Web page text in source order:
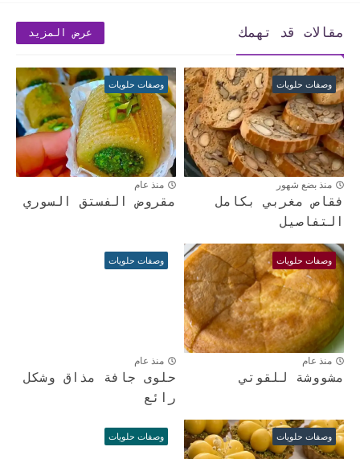
مقالات قد تهمك عرض المزيد
وصفات حلويات
منذ بضع شهور
فقاص مغربي بكامل
التفاصيل
وصفات حلويات
منذ عام
مقروض الفستق السوري
وصفات حلويات
منذ عام
مشووشة للقوتي
وصفات حلويات
منذ عام
حلوى جافة مذاق وشكل
رائع
وصفات حلويات وصفات حلويات